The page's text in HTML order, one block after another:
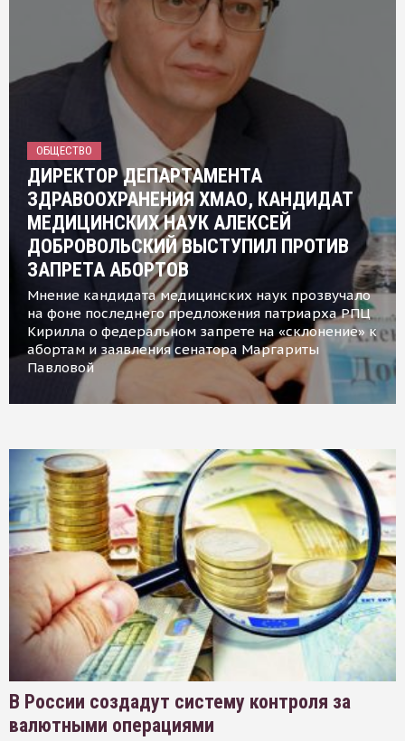
ОБЩЕСТВО
ДИРЕКТОР ДЕПАРТАМЕНТА
ЗДРАВООХРАНЕНИЯ ХМАО, КАНДИДАТ
МЕДИЦИНСКИХ НАУК АЛЕКСЕЙ
ДОБРОВОЛЬСКИЙ ВЫСТУПИЛ ПРОТИВ
ЗАПРЕТА АБОРТОВ
Мнение кандидата медицинских наук прозвучало
на фоне последнего предложения патриарха РПЦ
Кирилла о федеральном запрете на «склонение» к
абортам и заявления сенатора Маргариты
Павловой
В России создадут систему контроля за
валютными операциями